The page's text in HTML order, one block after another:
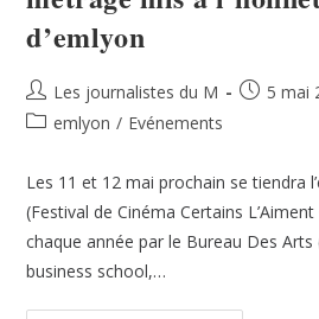
d’emlyon
Les journalistes du M
5 mai
emlyon / Evénements
Les 11 et 12 mai prochain se tiendra
(Festival de Cinéma Certains
chaque année par le Bureau Des Arts
business school,…